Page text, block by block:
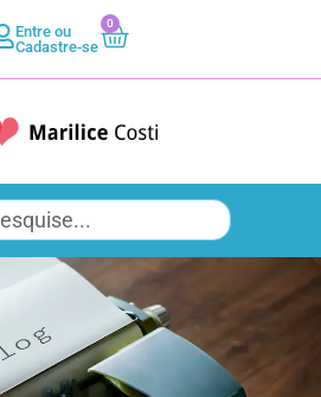
Entre ou
Cadastre-se
0